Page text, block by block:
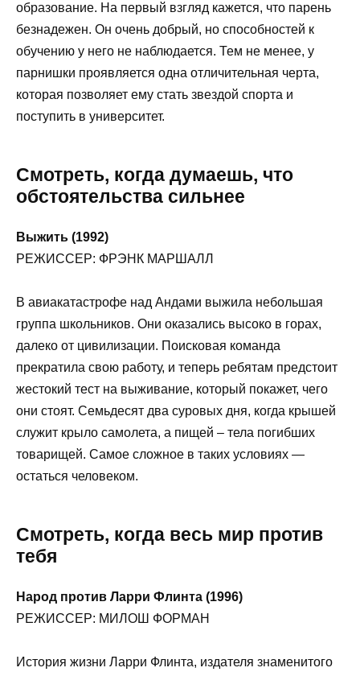
образование. На первый взгляд кажется, что парень
безнадежен. Он очень добрый, но способностей к
обучению у него не наблюдается. Тем не менее, у
парнишки проявляется одна отличительная черта,
которая позволяет ему стать звездой спорта и
поступить в университет.
Смотреть, когда думаешь, что
обстоятельства сильнее
Выжить (1992)
РЕЖИССЕР: ФРЭНК МАРШАЛЛ
В авиакатастрофе над Андами выжила небольшая
группа школьников. Они оказались высоко в горах,
далеко от цивилизации. Поисковая команда
прекратила свою работу, и теперь ребятам предстоит
жестокий тест на выживание, который покажет, чего
они стоят. Семьдесят два суровых дня, когда крышей
служит крыло самолета, а пищей – тела погибших
товарищей. Самое сложное в таких условиях —
остаться человеком.
Смотреть, когда весь мир против
тебя
Народ против Ларри Флинта (1996)
РЕЖИССЕР: МИЛОШ ФОРМАН
История жизни Ларри Флинта, издателя знаменитого